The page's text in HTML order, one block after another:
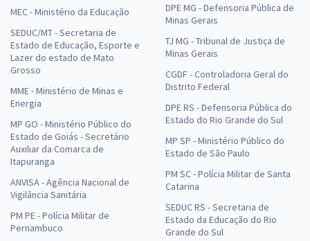
MEC - Ministério da Educação
SEDUC/MT - Secretaria de
Estado de Educação, Esporte e
Lazer do estado de Mato
Grosso
MME - Ministério de Minas e
Energia
MP GO - Ministério Público do
Estado de Goiás - Secretário
Auxiliar da Comarca de
Itapuranga
ANVISA - Agência Nacional de
Vigilância Sanitária
PM PE - Polícia Militar de
Pernambuco
DPE MG - Defensoria Pública de
Minas Gerais
TJ MG - Tribunal de Justiça de
Minas Gerais
CGDF - Controladoria Geral do
Distrito Federal
DPE RS - Defensoria Pública do
Estado do Rio Grande do Sul
MP SP - Ministério Público do
Estado de São Paulo
PM SC - Polícia Militar de Santa
Catarina
SEDUC RS - Secretaria de
Estado da Educação do Rio
Grande do Sul